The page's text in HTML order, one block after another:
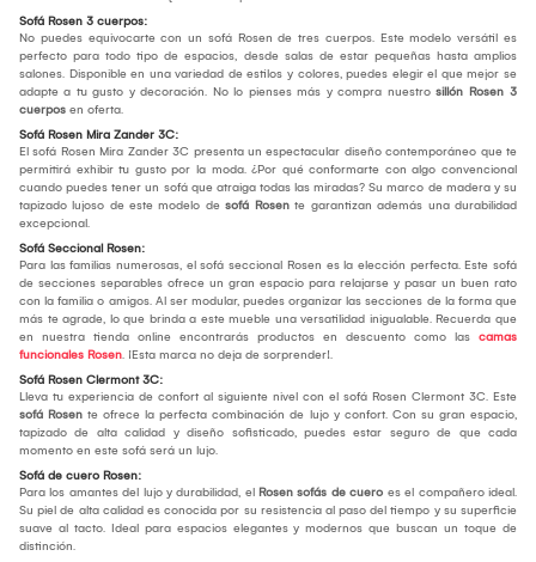
Sofá Rosen 3 cuerpos:
No puedes equivocarte con un sofá Rosen de tres cuerpos. Este modelo versátil es
perfecto para todo tipo de espacios, desde salas de estar pequeñas hasta amplios
salones. Disponible en una variedad de estilos y colores, puedes elegir el que mejor se
adapte a tu gusto y decoración. No lo pienses más y compra nuestro sillón Rosen 3
cuerpos en oferta.
Sofá Rosen Mira Zander 3C:
El sofá Rosen Mira Zander 3C presenta un espectacular diseño contemporáneo que te
permitirá exhibir tu gusto por la moda. ¿Por qué conformarte con algo convencional
cuando puedes tener un sofá que atraiga todas las miradas? Su marco de madera y su
tapizado lujoso de este modelo de sofá Rosen te garantizan además una durabilidad
excepcional.
Sofá Seccional Rosen:
Para las familias numerosas, el sofá seccional Rosen es la elección perfecta. Este sofá
de secciones separables ofrece un gran espacio para relajarse y pasar un buen rato
con la familia o amigos. Al ser modular, puedes organizar las secciones de la forma que
más te agrade, lo que brinda a este mueble una versatilidad inigualable. Recuerda que
en nuestra tienda online encontrarás productos en descuento como las camas
funcionales Rosen. ¡Esta marca no deja de sorprender!.
Sofá Rosen Clermont 3C:
Lleva tu experiencia de confort al siguiente nivel con el sofá Rosen Clermont 3C. Este
sofá Rosen te ofrece la perfecta combinación de lujo y confort. Con su gran espacio,
tapizado de alta calidad y diseño sofisticado, puedes estar seguro de que cada
momento en este sofá será un lujo.
Sofá de cuero Rosen:
Para los amantes del lujo y durabilidad, el Rosen sofás de cuero es el compañero ideal.
Su piel de alta calidad es conocida por su resistencia al paso del tiempo y su superficie
suave al tacto. Ideal para espacios elegantes y modernos que buscan un toque de
distinción.